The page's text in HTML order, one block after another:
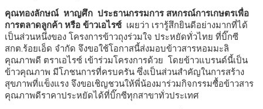
คุณทองลักษณ์ หาญศึก ประธานกรรมการ สหกรณ์การเกษตรเพื่อ
การตลาดลูกค้า หรือ ข้าวเอไรซ์ เผยว่า เรารู้สึกยินดีอย่างมากที่ได้
เป็นส่วนหนึ่งของ โครงการข้าวถุงร่วมใจ ประหยัดทั่วไทย ที่บิ๊กซี
สกต.ร้อยเอ็ด จำกัด จึงขอใช้โอกาสนี้ส่งมอบข้าวสารหอมมะลิ
คุณภาพดี ตราเอไรซ์ เข้าร่วมโครงการด้วย โดยข้าวแบรนด์นี้เป็น
ข้าวคุณภาพ มีโภชนการที่ครบครัน ซึ่งเป็นส่วนสำคัญในการสร้าง
สุขภาพที่แข็งแรง จึงขอเชิญชวนให้พี่น้องมาร่วมกิจกรรมซื้อข้าวสาร
คุณภาพดีราคาประหยัดได้ที่บิ๊กซีทุกสาขาทั่วประเทศ